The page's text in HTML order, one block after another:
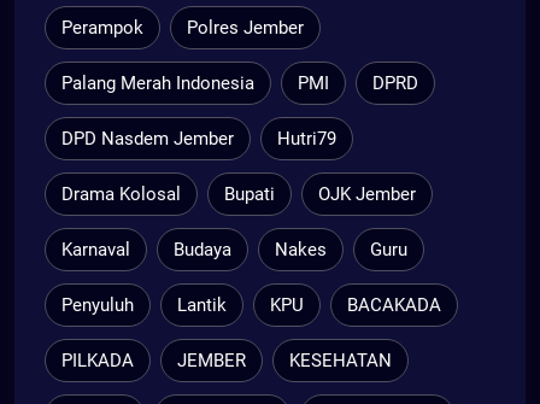
Perampok Polres Jember
Palang Merah Indonesia PMI DPRD
DPD Nasdem Jember Hutri79
Drama Kolosal Bupati OJK Jember
Karnaval Budaya Nakes Guru
Penyuluh Lantik KPU BACAKADA
PILKADA JEMBER KESEHATAN